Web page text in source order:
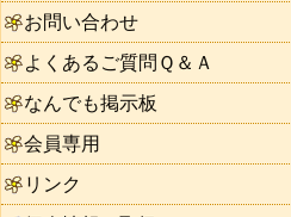
お問い合わせ
よくあるご質問Ｑ＆Ａ
なんでも掲示板
会員専用
リンク